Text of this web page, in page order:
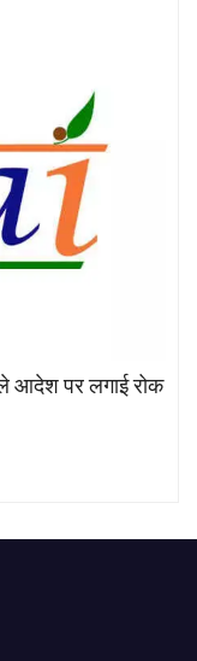
आदेश पर लगाई रोक